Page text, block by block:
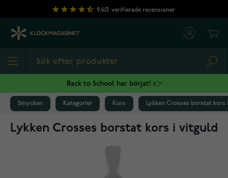
Hoppa till innehållet
9,613 verifierade recensioner
Back to School har börjat! 👉
Smycken Kategorier Kors Lykken Crosses borstat kors
Lykken Crosses borstat kors i vitguld